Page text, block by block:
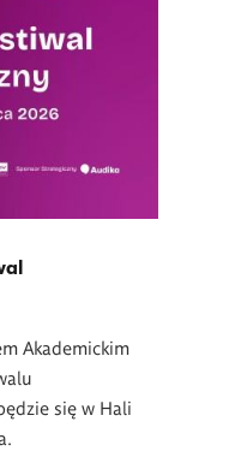
Akademickim
się w Hali